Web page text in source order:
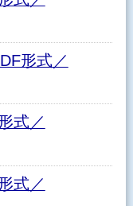
形式／
式／
式／